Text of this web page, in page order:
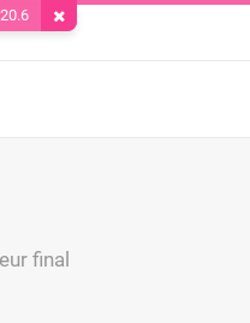
final
Supprimer le cookie